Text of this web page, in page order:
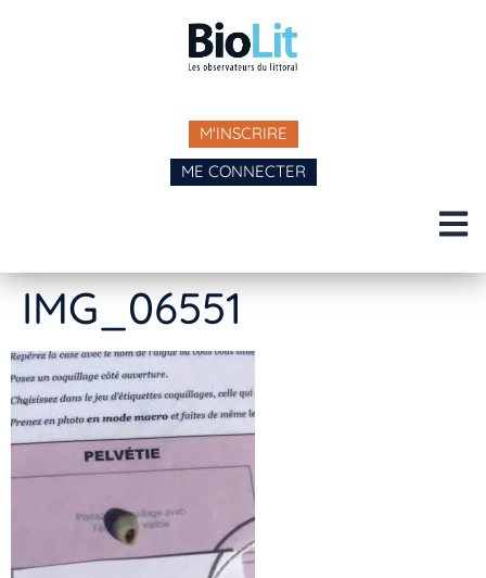
M'INSCRIRE
ME CONNECTER
IMG_06551